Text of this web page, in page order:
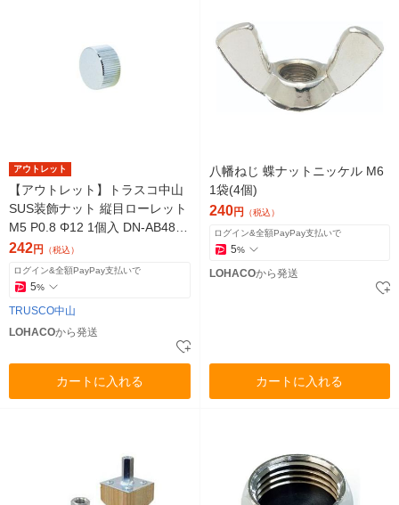
アウトレット
【アウトレット】トラスコ中山
SUS装飾ナット 縦目ローレット
M5 P0.8 Φ12 1個入 DN-AB480
1個 855-5864
242円 （税込）
ログイン&全額PayPay支払いで
5%
TRUSCO中山
LOHACOから発送
カートに入れる
八幡ねじ 蝶ナットニッケル M6
1袋(4個)
240円 （税込）
ログイン&全額PayPay支払いで
5%
LOHACOから発送
カートに入れる